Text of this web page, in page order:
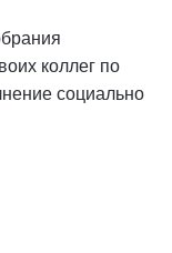
коллег по
социально